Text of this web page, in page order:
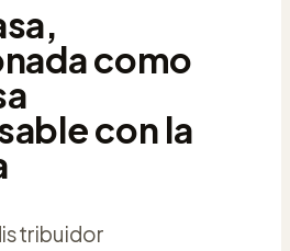
como
con la